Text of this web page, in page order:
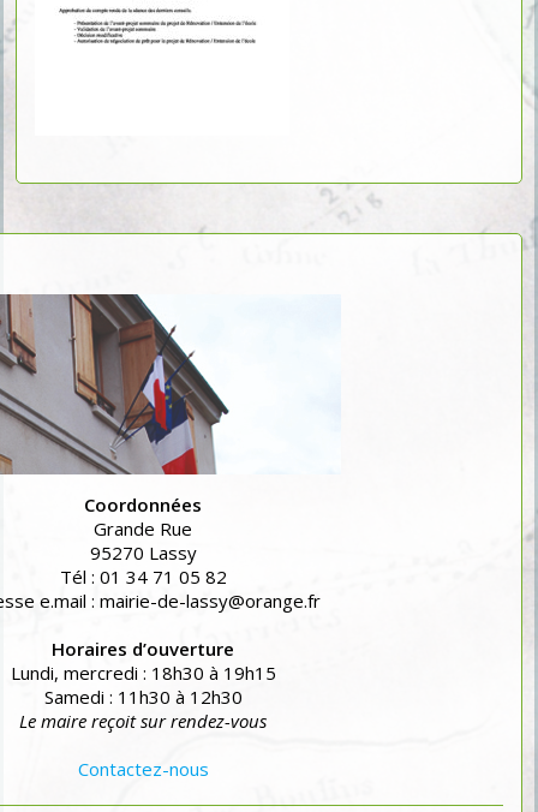
Coordonnées
Grande Rue
95270 Lassy
Tél : 01 34 71 05 82
e.mail : mairie-de-lassy@orange.fr
Horaires d’ouverture
Lundi, mercredi : 18h30 à 19h15
Samedi : 11h30 à 12h30
Le maire reçoit sur rendez-vous
Contactez-nous